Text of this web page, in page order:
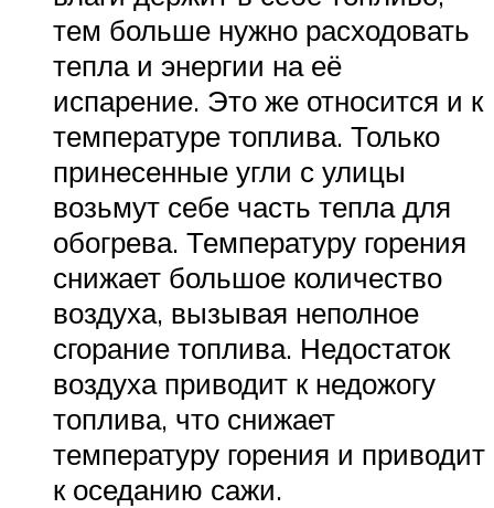
тем больше нужно расходовать
тепла и энергии на её
испарение. Это же относится и к
температуре топлива. Только
принесенные угли с улицы
возьмут себе часть тепла для
обогрева. Температуру горения
снижает большое количество
воздуха, вызывая неполное
сгорание топлива. Недостаток
воздуха приводит к недожогу
топлива, что снижает
температуру горения и приводит
к оседанию сажи.